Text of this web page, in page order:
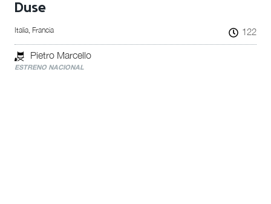
Duse
Italia, Francia 122
Pietro Marcello
ESTRENO NACIONAL